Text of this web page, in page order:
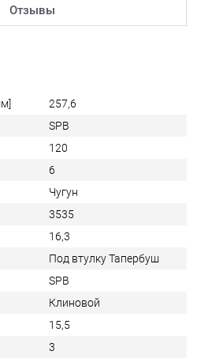
Отзывы
257,6
SPB
120
6
Чугун
3535
16,3
Под втулку Тапербуш
SPB
Клиновой
15,5
3